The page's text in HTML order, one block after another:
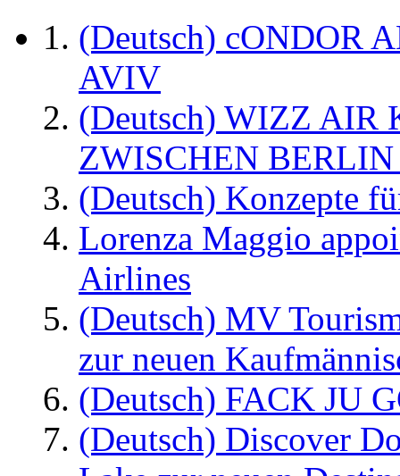
(Deutsch) cONDOR
AVIV
(Deutsch) WIZZ AIR
ZWISCHEN
(Deutsch) Konzepte
Lorenza Maggio
Airlines
(Deutsch) MV
zur neuen
(Deutsch) FACK JU
(Deutsch) Discover